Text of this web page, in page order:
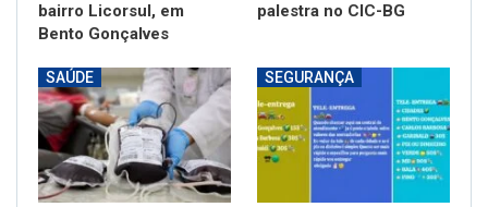
bairro Licorsul, em
Bento Gonçalves
palestra no CIC-BG
SAÚDE SEGURANÇA